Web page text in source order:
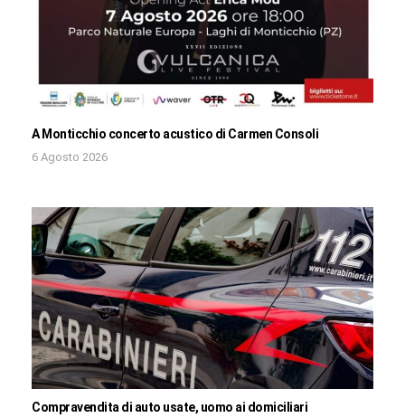
A Monticchio concerto acustico di Carmen Consoli
6 Agosto 2026
Compravendita di auto usate, uomo ai domiciliari